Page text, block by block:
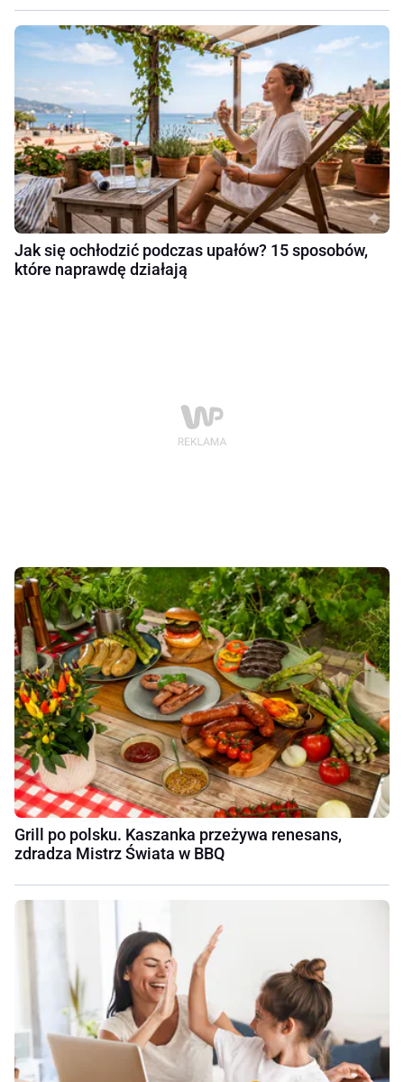
Jak się ochłodzić podczas upałów? 15 sposobów,
które naprawdę działają
Grill po polsku. Kaszanka przeżywa renesans,
zdradza Mistrz Świata w BBQ